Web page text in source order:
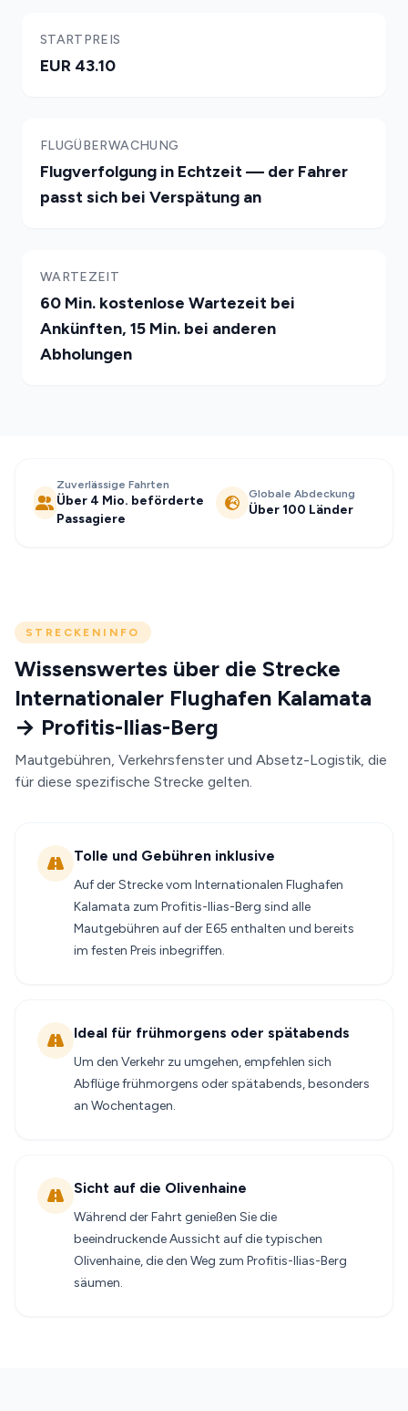
STARTPREIS
EUR 43.10
FLUGÜBERWACHUNG
Flugverfolgung in Echtzeit — der Fahrer
passt sich bei Verspätung an
WARTEZEIT
60 Min. kostenlose Wartezeit bei
Ankünften, 15 Min. bei anderen
Abholungen
Zuverlässige Fahrten
Über 4 Mio. beförderte
Passagiere
Globale Abdeckung
Über 100 Länder
STRECKENINFO
Wissenswertes über die Strecke
Internationaler Flughafen Kalamata
→ Profitis-Ilias-Berg
Mautgebühren, Verkehrsfenster und Absetz-Logistik, die
für diese spezifische Strecke gelten.
Tolle und Gebühren inklusive
Auf der Strecke vom Internationalen Flughafen
Kalamata zum Profitis-Ilias-Berg sind alle
Mautgebühren auf der E65 enthalten und bereits
im festen Preis inbegriffen.
Ideal für frühmorgens oder spätabends
Um den Verkehr zu umgehen, empfehlen sich
Abflüge frühmorgens oder spätabends, besonders
an Wochentagen.
Sicht auf die Olivenhaine
Während der Fahrt genießen Sie die
beeindruckende Aussicht auf die typischen
Olivenhaine, die den Weg zum Profitis-Ilias-Berg
säumen.